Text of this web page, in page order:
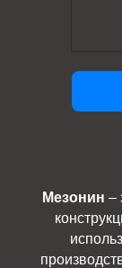
Мезонин –